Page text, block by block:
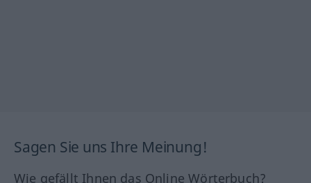
Sagen Sie uns Ihre Meinung!
Wie gefällt Ihnen das Online Wörterbuch?